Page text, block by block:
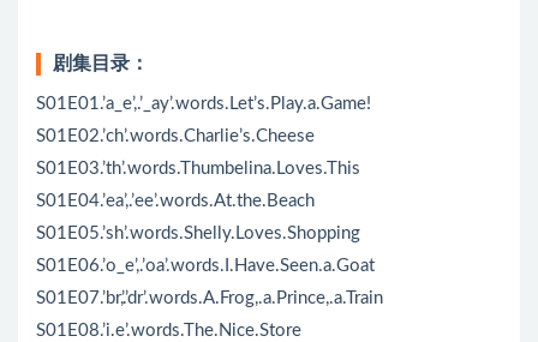
剧集目录：
S01E01.’a_e’,.’_ay’.words.Let’s.Play.a.Game!
S01E02.’ch’.words.Charlie’s.Cheese
S01E03.’th’.words.Thumbelina.Loves.This
S01E04.’ea’,.’ee’.words.At.the.Beach
S01E05.’sh’.words.Shelly.Loves.Shopping
S01E06.’o_e’,.’oa’.words.I.Have.Seen.a.Goat
S01E07.’br,’.’dr’.words.A.Frog,.a.Prince,.a.Train
S01E08.’i.e’.words.The.Nice.Store